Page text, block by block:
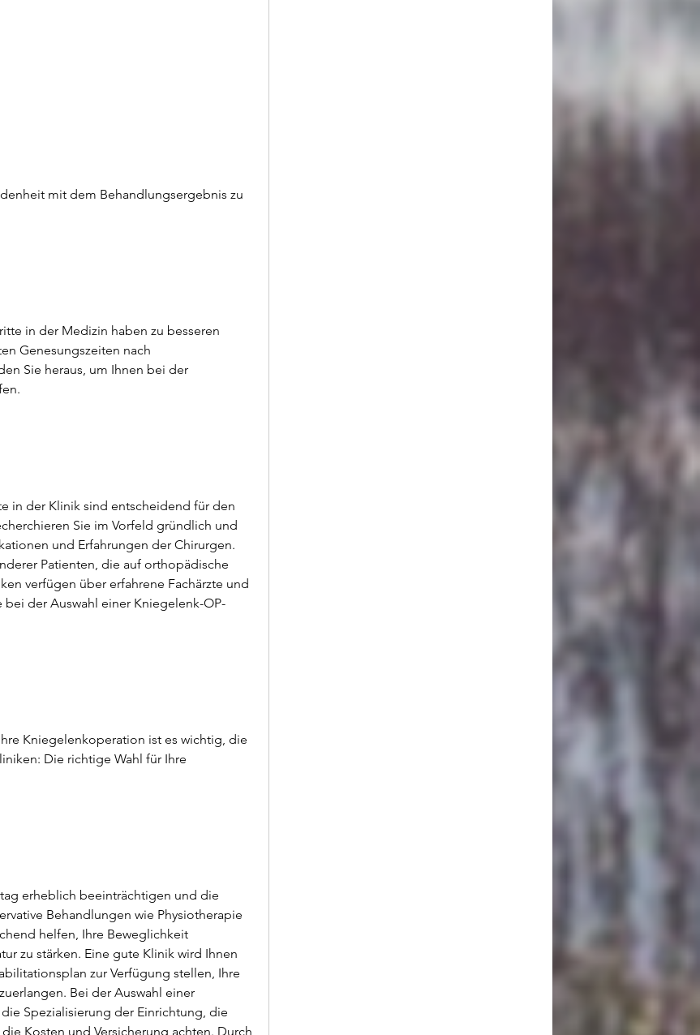
in der Medizin haben zu besseren
Genesungszeiten nach
Sie heraus, um Ihnen bei der
in der Klinik sind entscheidend für den
Sie im Vorfeld gründlich und
und Erfahrungen der Chirurgen.
Patienten, die auf orthopädische
verfügen über erfahrene Fachärzte und
der Auswahl einer Kniegelenk-OP-
Kniegelenkoperation ist es wichtig, die
Die richtige Wahl für Ihre
erheblich beeinträchtigen und die
Behandlungen wie Physiotherapie
helfen, Ihre Beweglichkeit
zu stärken. Eine gute Klinik wird Ihnen
zur Verfügung stellen, Ihre
Bei der Auswahl einer
Spezialisierung der Einrichtung, die
Kosten und Versicherung achten. Durch